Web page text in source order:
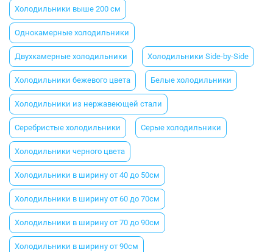
Холодильники выше 200 см
Однокамерные холодильники
Двухкамерные холодильники Холодильники Side-by-Side
Холодильники бежевого цвета Белые холодильники
Холодильники из нержавеющей стали
Серебристые холодильники Серые холодильники
Холодильники черного цвета
Холодильники в ширину от 40 до 50см
Холодильники в ширину от 60 до 70см
Холодильники в ширину от 70 до 90см
Холодильники в ширину от 90см